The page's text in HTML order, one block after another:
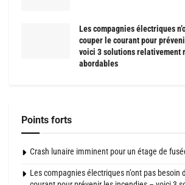
Les compagnies électriques
couper le courant pour
voici 3 solutions relativement
abordables
Points forts
Crash lunaire imminent pour un étage de
Les compagnies électriques n’ont pas besoin